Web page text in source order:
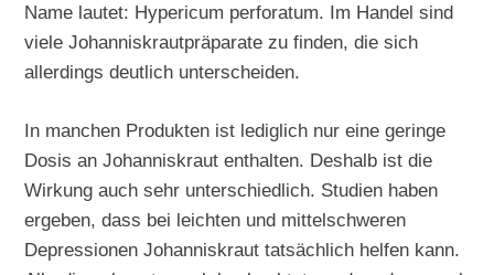
Name lautet: Hypericum perforatum. Im Handel sind
viele Johanniskrautpräparate zu finden, die sich
allerdings deutlich unterscheiden.
In manchen Produkten ist lediglich nur eine geringe
Dosis an Johanniskraut enthalten. Deshalb ist die
Wirkung auch sehr unterschiedlich. Studien haben
ergeben, dass bei leichten und mittelschweren
Depressionen Johanniskraut tatsächlich helfen kann.